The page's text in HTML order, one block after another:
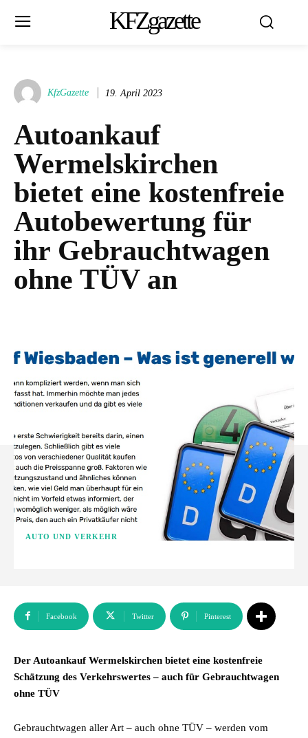
KFZgazette
KfzGazette 19. April 2023
Autoankauf
Wermelskirchen
bietet eine kostenfreie
Autobewertung für
ihr Gebrauchtwagen
ohne TÜV an
AUTO UND VERKEHR
Facebook Twitter Pinterest
Der Autoankauf Wermelskirchen bietet eine kostenfreie
Schätzung des Verkehrswertes – auch für Gebrauchtwagen
ohne TÜV
Gebrauchtwagen aller Art – auch ohne TÜV – werden vom